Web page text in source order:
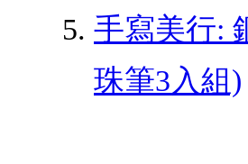
手寫美行:
珠筆3入組)